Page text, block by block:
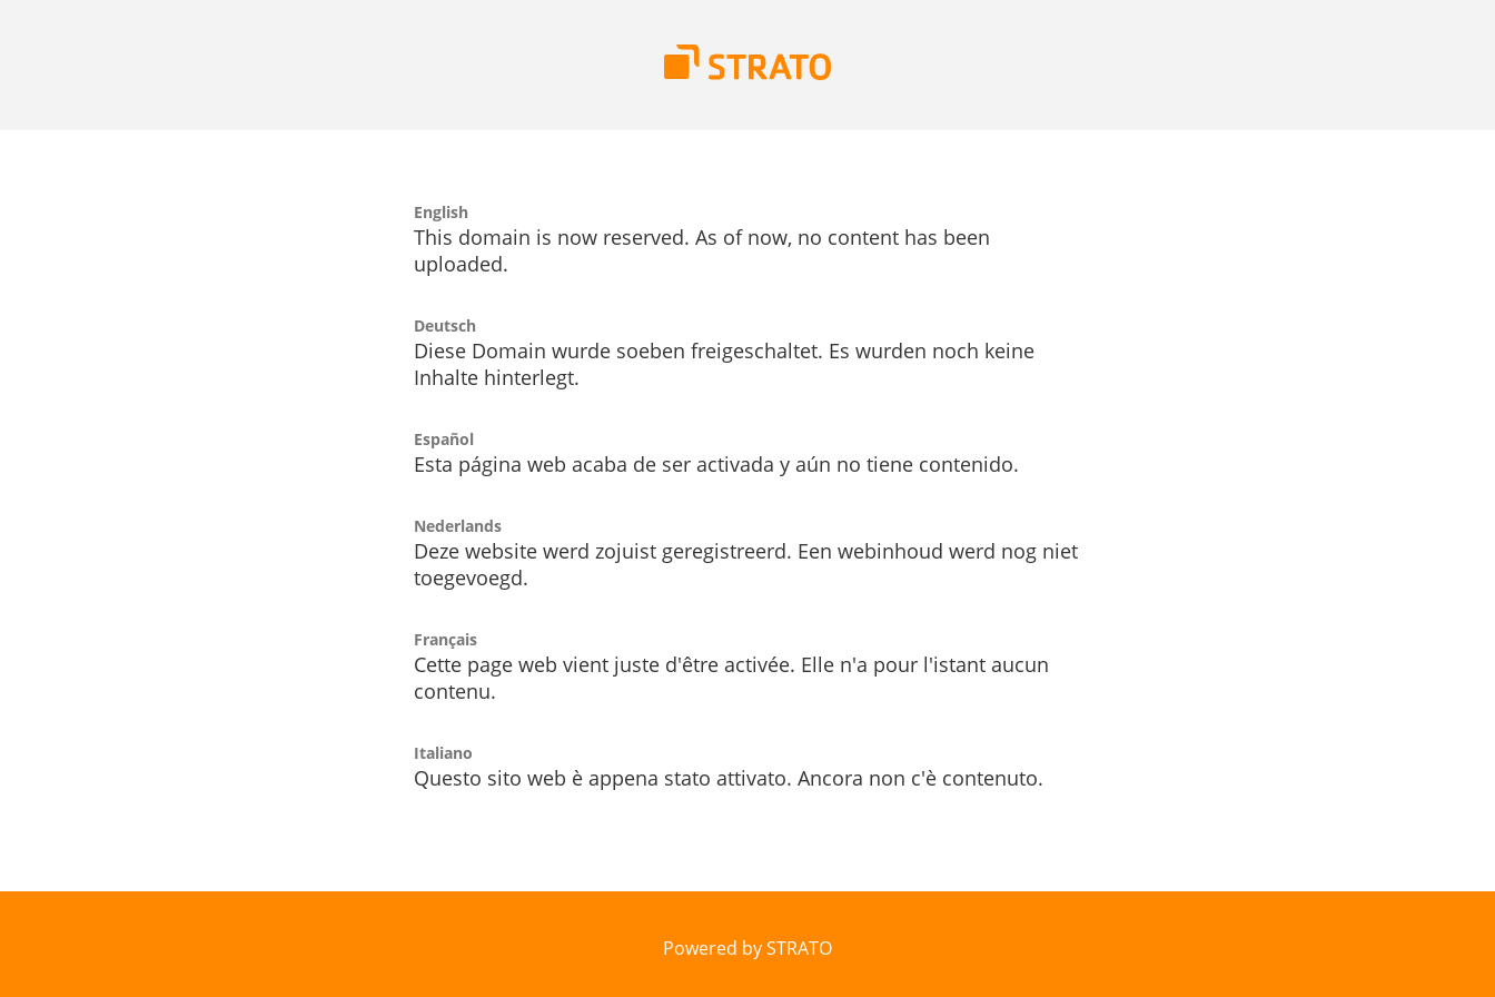
English
This domain is now reserved. As of now, no content has been
uploaded.
Deutsch
Diese Domain wurde soeben freigeschaltet. Es wurden noch keine
Inhalte hinterlegt.
Español
Esta página web acaba de ser activada y aún no tiene contenido.
Nederlands
Deze website werd zojuist geregistreerd. Een webinhoud werd nog niet
toegevoegd.
Français
Cette page web vient juste d'être activée. Elle n'a pour l'istant aucun
contenu.
Italiano
Questo sito web è appena stato attivato. Ancora non c'è contenuto.
Powered by STRATO